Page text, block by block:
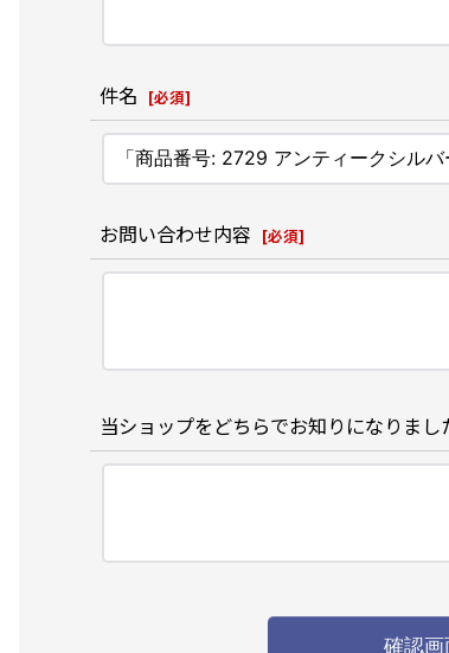
件名 [必須]
お問い合わせ内容 [必須]
当ショップをどちらでお知りになりまし
確認画